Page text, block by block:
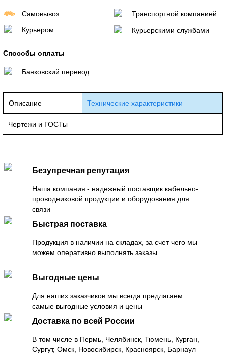
Самовывоз
Курьером
Транспортной компанией
Курьерскими службами
Способы оплаты
Банковский перевод
Описание Технические характеристики
Чертежи и ГОСТы
Безупречная репутация
Наша компания - надежный поставщик кабельно-
проводниковой продукции и оборудования для
связи
Быстрая поставка
Продукция в наличии на складах, за счет чего мы
можем оперативно выполнять заказы
Выгодные цены
Для наших заказчиков мы всегда предлагаем
самые выгодные условия и цены
Доставка по всей России
В том числе в Пермь, Челябинск, Тюмень, Курган,
Сургут, Омск, Новосибирск, Красноярск, Барнаул